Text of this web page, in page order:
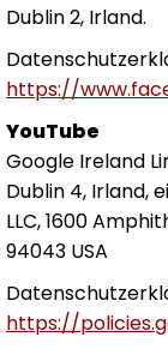
Dublin 2, Irland.
https://
YouTube
Google Ireland
Dublin 4, Irland,
LLC, 1600
94043 USA
https://